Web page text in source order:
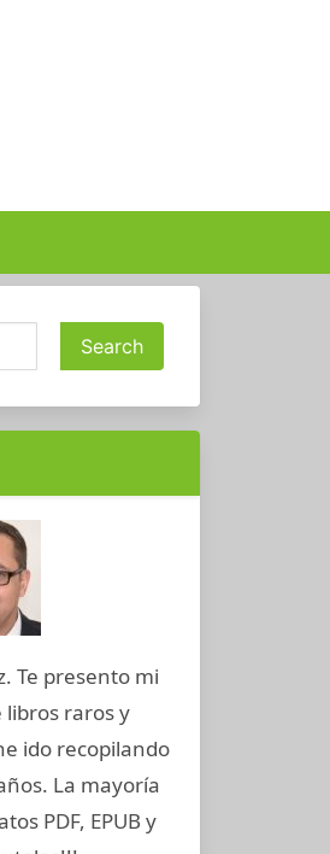
Te presento mi
libros raros y
ido recopilando
La mayoría
PDF, EPUB y